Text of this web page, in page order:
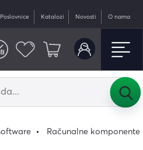
Poslovnice Katalozi Novosti O nama
Računalne komponente